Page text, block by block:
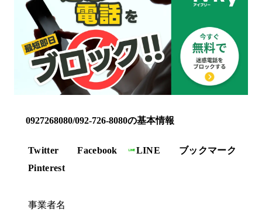
0927268080/092-726-8080の基本情報
Twitter Facebook LINE
ブックマーク
Pinterest
事業者名